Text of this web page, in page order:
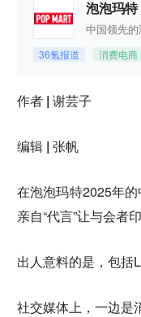
泡泡玛特
中国领先的
36氪报道 消费电商
作者 | 谢芸子
编辑 | 张帆
在泡泡玛特2025年
亲自“代言”让与会者
出人意料的是，包括
社交媒体上，一边是